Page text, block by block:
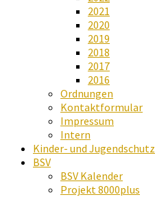
2021
2020
2019
2018
2017
2016
Ordnungen
Kontaktformular
Impressum
Intern
Kinder- und Jugendschutz
BSV
BSV Kalender
Projekt 8000plus